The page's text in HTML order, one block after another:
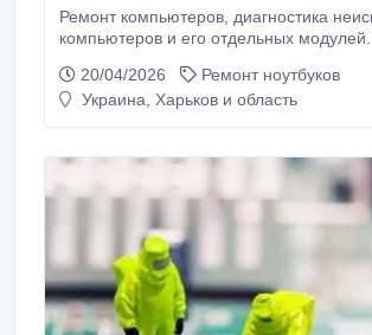
Ремонт компьютеров, диагностика неисправностей
компьютеров и его отдельных
модернизация компьютеров на месте.
операционной системы Windows.
компьютера.
20/04/2026
Ремонт ноутбуков
Украина, Харьков и область